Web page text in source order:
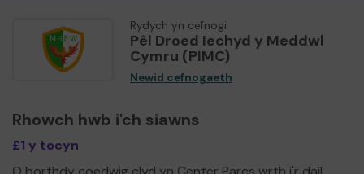
Rydych yn cefnogi
Pêl Droed Iechyd y Meddwl
Cymru (PIMC)
Newid cefnogaeth
Rhowch hwb i'ch siawns
£1 y tocyn